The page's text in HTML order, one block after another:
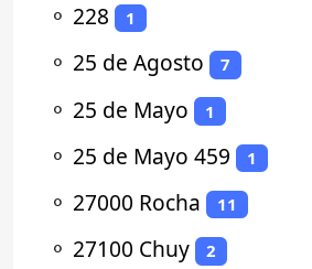
⚬ 228 1
⚬ 25 de Agosto 7
⚬ 25 de Mayo 1
⚬ 25 de Mayo 459 1
⚬ 27000 Rocha 11
⚬ 27100 Chuy 2